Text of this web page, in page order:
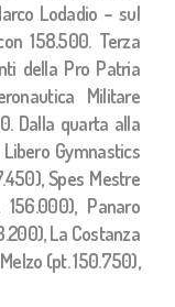
Lodadio – sul
158.500. Terza
della Pro Patria
Militare
Dalla quarta alla
Gymnastics
Spes Mestre
Panaro
La Costanza
(pt. 150.750),